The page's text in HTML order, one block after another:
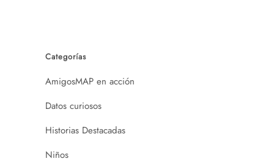
Categorías
AmigosMAP en acción
Datos curiosos
Historias Destacadas
Niños